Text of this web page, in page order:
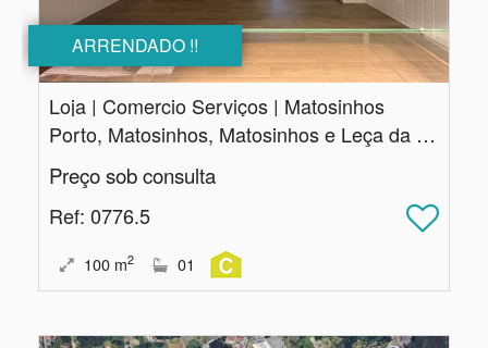
ARRENDADO !!
Loja | Comercio Serviços | Matosinhos
Porto, Matosinhos, Matosinhos e Leça da Palmeira
Preço sob consulta
Ref: 0776.5
100 m2 01